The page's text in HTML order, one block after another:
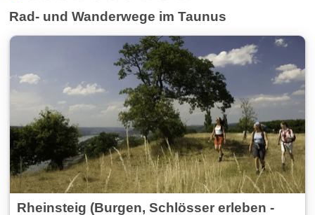
Rad- und Wanderwege im Taunus
Rheinsteig (Burgen, Schlösser erleben -